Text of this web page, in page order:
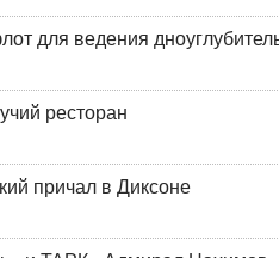
для ведения
ресторан
причал в Диксоне